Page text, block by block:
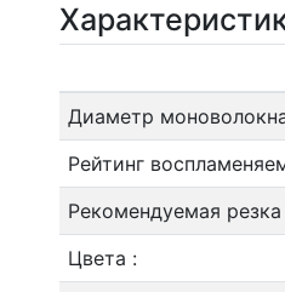
Диаметр
Рейтинг
Рекомендуемая резка
Цвета :